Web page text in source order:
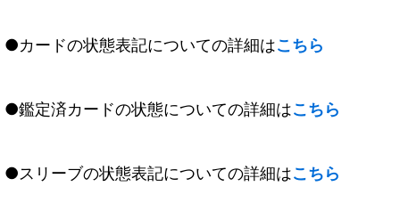
●カードの状態表記についての詳細はこちら
●鑑定済カードの状態についての詳細はこちら
●スリーブの状態表記についての詳細はこちら